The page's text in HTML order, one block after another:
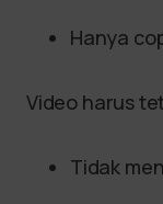
Hanya
Video harus
Tidak